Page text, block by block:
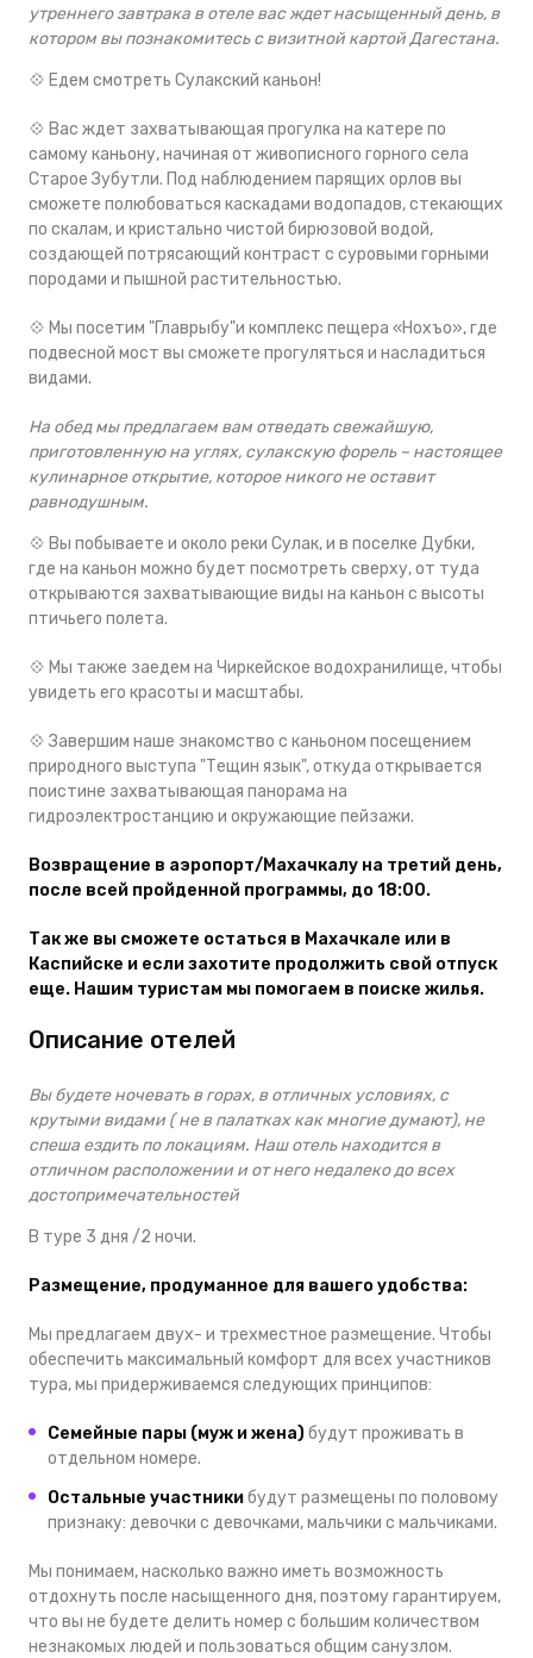
утреннего завтрака в отеле вас ждет насыщенный день, в
котором вы познакомитесь с визитной картой Дагестана.
💠 Едем смотреть Сулакский каньон!
💠 Вас ждет захватывающая прогулка на катере по
самому каньону, начиная от живописного горного села
Старое Зубутли. Под наблюдением парящих орлов вы
сможете полюбоваться каскадами водопадов, стекающих
по скалам, и кристально чистой бирюзовой водой,
создающей потрясающий контраст с суровыми горными
породами и пышной растительностью.
💠 Мы посетим "Главрыбу"и комплекс пещера «Нохъо», где
подвесной мост вы сможете прогуляться и насладиться
видами.
На обед мы предлагаем вам отведать свежайшую,
приготовленную на углях, сулакскую форель – настоящее
кулинарное открытие, которое никого не оставит
равнодушным.
💠 Вы побываете и около реки Сулак, и в поселке Дубки,
где на каньон можно будет посмотреть сверху, от туда
открываются захватывающие виды на каньон с высоты
птичьего полета.
💠 Мы также заедем на Чиркейское водохранилище, чтобы
увидеть его красоты и масштабы.
💠 Завершим наше знакомство с каньоном посещением
природного выступа "Тещин язык", откуда открывается
поистине захватывающая панорама на
гидроэлектростанцию и окружающие пейзажи.
Возвращение в аэропорт/Махачкалу на третий день,
после всей пройденной программы, до 18:00.
Так же вы сможете остаться в Махачкале или в
Каспийске и если захотите продолжить свой отпуск
еще. Нашим туристам мы помогаем в поиске жилья.
Описание отелей
Вы будете ночевать в горах, в отличных условиях, с
крутыми видами ( не в палатках как многие думают), не
спеша ездить по локациям. Наш отель находится в
отличном расположении и от него недалеко до всех
достопримечательностей
В туре 3 дня /2 ночи.
Размещение, продуманное для вашего удобства:
Мы предлагаем двух- и трехместное размещение. Чтобы
обеспечить максимальный комфорт для всех участников
тура, мы придерживаемся следующих принципов:
Семейные пары (муж и жена)будут проживать в
отдельном номере.
Остальные участникибудут размещены по половому
признаку: девочки с девочками, мальчики с мальчиками.
Мы понимаем, насколько важно иметь возможность
отдохнуть после насыщенного дня, поэтому гарантируем,
что вы не будете делить номер с большим количеством
незнакомых людей и пользоваться общим санузлом.